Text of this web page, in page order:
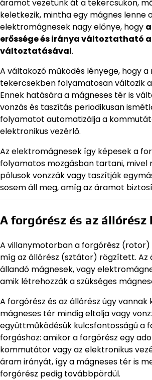
áramot vezetünk át a tekercsükön,
keletkezik, mintha egy mágnes lenne
elektromágnesek nagy előnye, hogy
erőssége és iránya változtatható
változtatásával.
A váltakozó működés lényege, hogy
tekercsekben folyamatosan változik
Ennek hatására a mágneses tér is
vonzás és taszítás periodikusan
folyamatot automatizálja a
elektronikus vezérlő.
Az elektromágnesek így képesek a
folyamatos mozgásban tartani, mivel
pólusok vonzzák vagy taszítják
sosem áll meg, amíg az áramot
A forgórész és az állórész
A villanymotorban a forgórész (rotor)
míg az állórész (sztátor) rögzített. Az
állandó mágnesek, vagy
amik létrehozzák a szükséges
A forgórész és az állórész úgy vannak
mágneses tér mindig eltolja vagy
együttműködésük kulcsfontosságú a
forgáshoz: amikor a forgórész egy
kommutátor vagy az elektronikus
áram irányát, így a mágneses tér is
forgórész pedig továbbpördül.